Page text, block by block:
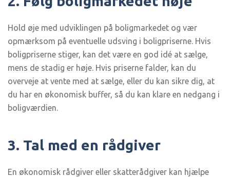
Hold øje med udviklingen på boligmarkedet og vær
opmærksom på eventuelle udsving i boligpriserne. Hvis
boligpriserne stiger, kan det være en god idé at sælge,
mens de stadig er høje. Hvis priserne falder, kan du
overveje at vente med at sælge, eller du kan sikre dig, at
du har en økonomisk buffer, så du kan klare en nedgang i
boligværdien.
3. Tal med en rådgiver
En økonomisk rådgiver eller skatterådgiver kan hjælpe